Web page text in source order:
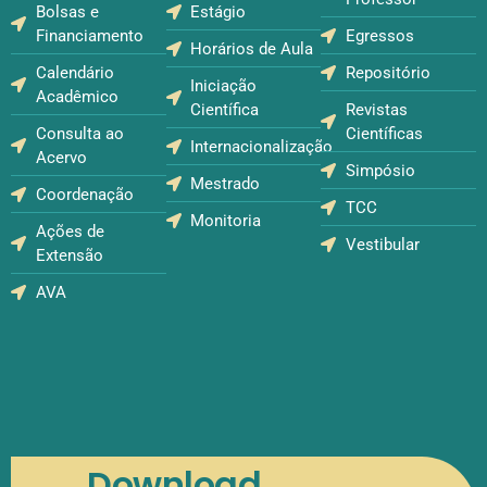
Bolsas e
Financiamento
Calendário
Acadêmico
Consulta ao
Acervo
Coordenação
Ações de
Extensão
AVA
Estágio
Horários de Aula
Iniciação
Científica
Internacionalização
Mestrado
Monitoria
Egressos
Repositório
Revistas
Científicas
Simpósio
TCC
Vestibular